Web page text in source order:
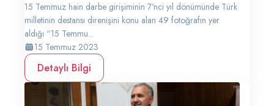
15 Temmuz hain darbe girişiminin 7’nci yıl dönümünde Türk
milletinin destansı direnişini konu alan 49 fotoğrafın yer
aldığı “15 Temmu...
15 Temmuz 2023
Detaylı Bilgi